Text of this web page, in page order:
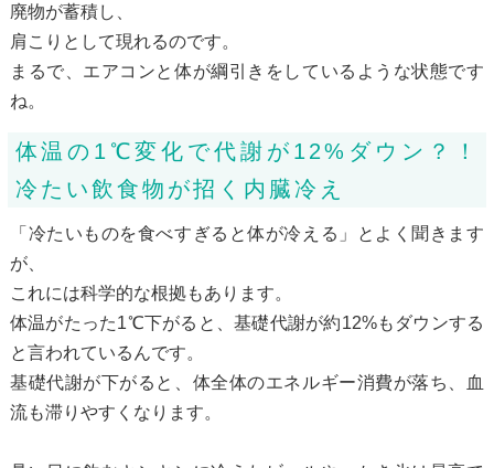
廃物が蓄積し、
肩こりとして現れるのです。
まるで、エアコンと体が綱引きをしているような状態です
ね。
体温の1℃変化で代謝が12%ダウン？！
冷たい飲食物が招く内臓冷え
「冷たいものを食べすぎると体が冷える」とよく聞きます
が、
これには科学的な根拠もあります。
体温がたった1℃下がると、基礎代謝が約12%もダウンする
と言われているんです。
基礎代謝が下がると、体全体のエネルギー消費が落ち、血
流も滞りやすくなります。